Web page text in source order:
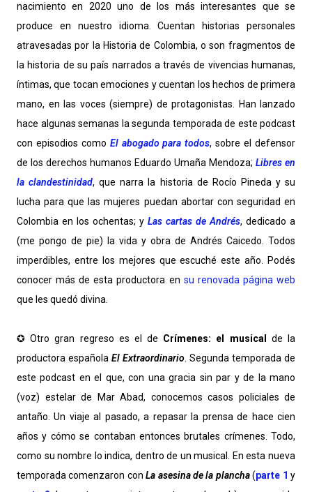
nacimiento en 2020 uno de los más interesantes que se
produce en nuestro idioma. Cuentan historias personales
atravesadas por la Historia de Colombia, o son fragmentos de
la historia de su país narrados a través de vivencias humanas,
íntimas, que tocan emociones y cuentan los hechos de primera
mano, en las voces (siempre) de protagonistas. Han lanzado
hace algunas semanas la segunda temporada de este podcast
con episodios como El abogado para todos, sobre el defensor
de los derechos humanos Eduardo Umaña Mendoza; Libres en
la clandestinidad, que narra la historia de Rocío Pineda y su
lucha para que las mujeres puedan abortar con seguridad en
Colombia en los ochentas; y Las cartas de Andrés, dedicado a
(me pongo de pie) la vida y obra de Andrés Caicedo. Todos
imperdibles, entre los mejores que escuché este año. Podés
conocer más de esta productora en su renovada página web
que les quedó divina.
✪ Otro gran regreso es el de Crímenes: el musical
de la
productora española El Extraordinario. Segunda temporada de
este podcast en el que, con una gracia sin par y de la mano
(voz) estelar de Mar Abad, conocemos casos policiales de
antaño. Un viaje al pasado, a repasar la prensa de hace cien
años y cómo se contaban entonces brutales crímenes. Todo,
como su nombre lo indica, dentro de un musical. En esta nueva
temporada comenzaron conLa asesina de la plancha(parte 1 y